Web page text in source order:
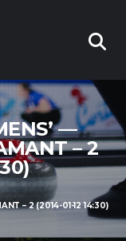
—
– 2
– 2 (2014-01-12 14:30)